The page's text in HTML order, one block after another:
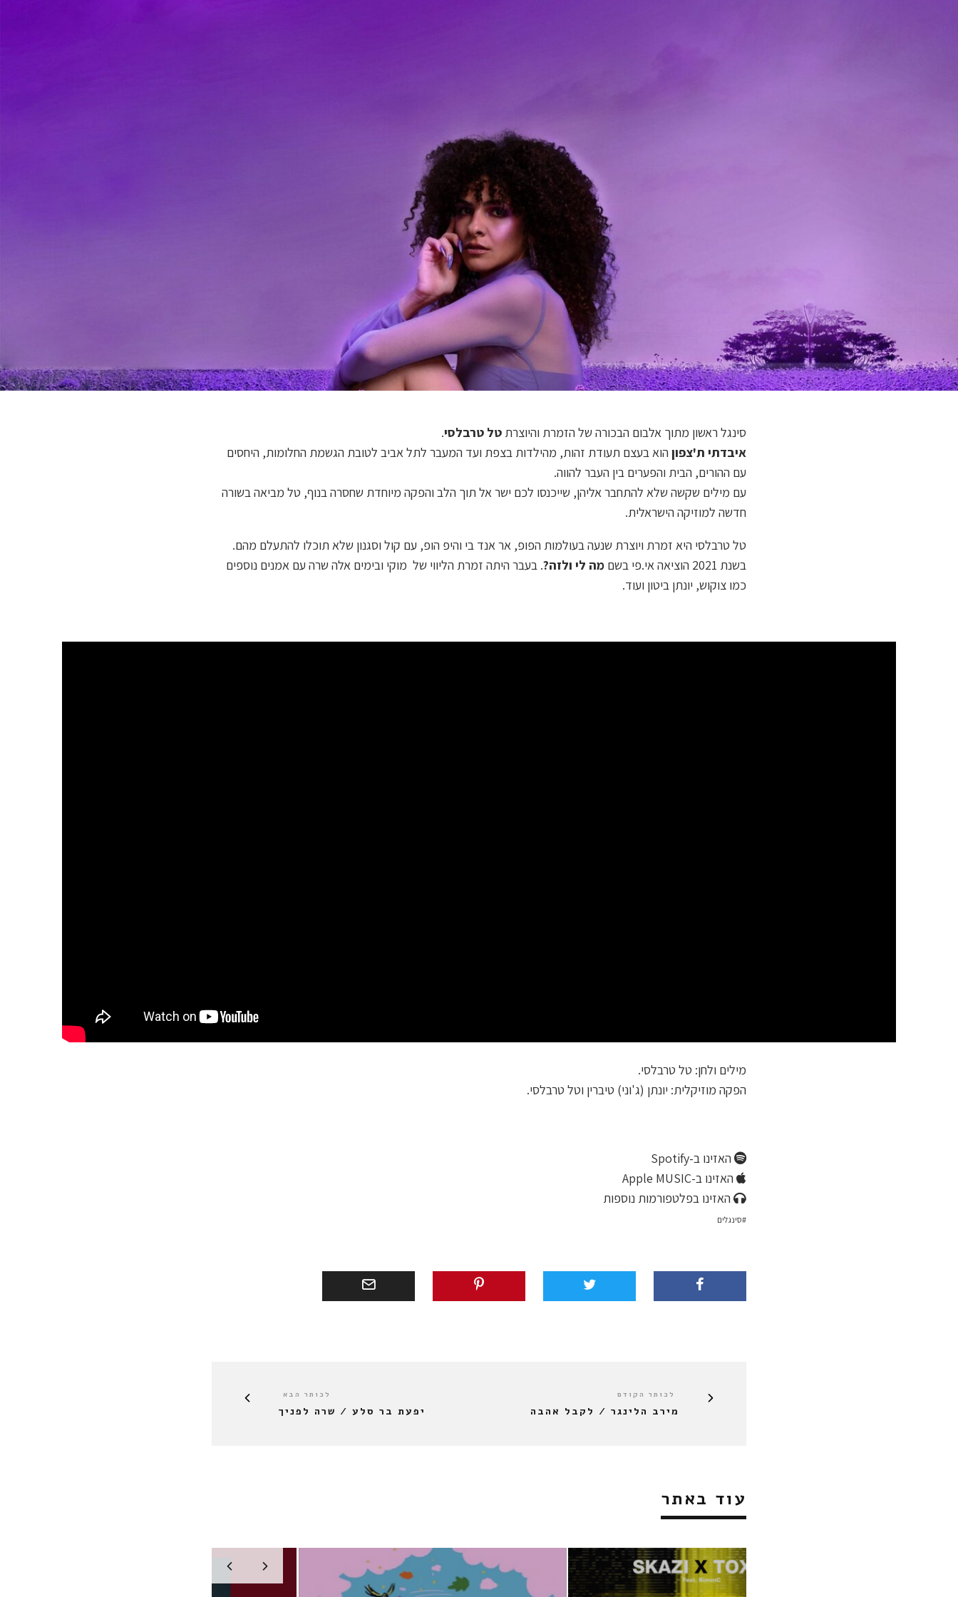
סינגל ראשון מתוך אלבום הבכורה של הזמרת והיוצרת טל טרבלסי.
איבדתי ת'צפון הוא בעצם תעודת זהות, מהילדות בצפת ועד המעבר לתל אביב לטובת הגשמת החלומות, היחסים
עם ההורים, הבית והפערים בין העבר להווה.
עם מילים שקשה שלא להתחבר אליהן, שייכנסו לכם ישר אל תוך הלב והפקה מיוחדת שחסרה בנוף, טל מביאה בשורה
חדשה למוזיקה הישראלית.
טל טרבלסי היא זמרת ויוצרת שנעה בעולמות הפופ, אר אנד בי והיפ הופ, עם קול וסגנון שלא תוכלו להתעלם מהם.
בשנת 2021 הוציאה אי.פי בשם
מה לי ולזה?. בעבר היתה זמרת הליווי של מוקי ובימים אלה שרה עם אמנים נוספים
כמו צוקוש, יונתן ביטון ועוד.
מילים ולחן: טל טרבלסי.
הפקה מוזיקלית: יונתן (ג'וני) טיברין וטל טרבלסי.
האזינו ב-Spotify
האזינו ב-Apple MUSIC
האזינו בפלטפורמות נוספות
סינגלים
לכותר הקודם
מירב הלינגר / לקבל אהבה
לכותר הבא
יפעת בר סלע / שרה לפניך
עוד באתר